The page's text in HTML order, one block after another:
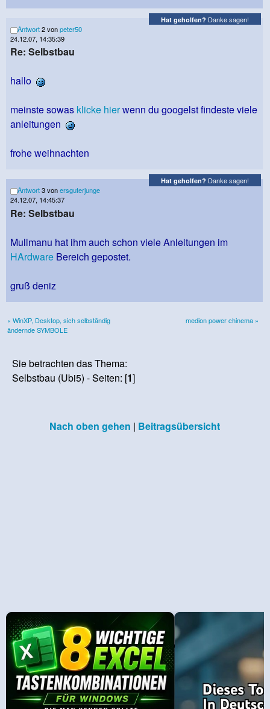
Hat geholfen? Danke sagen!
Antwort2 vonpeter50
24.12.07, 14:35:39
Re: Selbstbau
hallo
meinste sowas klicke hierwenn du googelst findeste viele
anleitungen
frohe weihnachten
Hat geholfen? Danke sagen!
Antwort3 vonersguterjunge
24.12.07, 14:45:37
Re: Selbstbau
Mullmanu hat ihm auch schon viele Anleitungen im
HArdware Bereich gepostet.
gruß deniz
« WinXP, Desktop, sich selbständig
ändernde SYMBOLE
medion power chinema »
Sie betrachten das Thema:
Selbstbau (Ubi5) - Seiten: [1]
Nach oben gehen | Beitragsübersicht